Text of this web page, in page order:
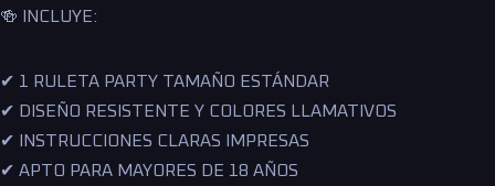
🍻 INCLUYE:
✔ 1 RULETA PARTY TAMAÑO ESTÁNDAR
✔ DISEÑO RESISTENTE Y COLORES LLAMATIVOS
✔ INSTRUCCIONES CLARAS IMPRESAS
✔ APTO PARA MAYORES DE 18 AÑOS